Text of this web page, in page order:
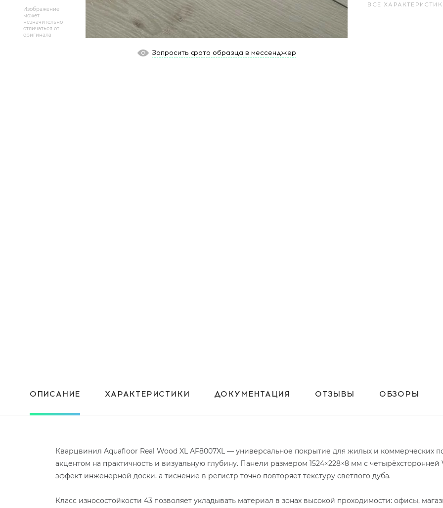
Новинки
Изображение
может
незначительно
отличаться от
оригинала
Запросить фото образца в мессенджер
ВСЕ
ОПИСАНИЕ ХАРАКТЕРИСТИКИ ДОКУМЕНТАЦИЯ ОТЗЫВЫ ОБЗОРЫ
Кварцвинил Aquafloor Real Wood XL AF8007XL — универсальное покрытие для жилых и коммерческих
акцентом на практичность и визуальную глубину. Панели размером 1524×228×8 мм с четырёхсторонней
эффект инженерной доски, а тиснение в регистр точно повторяет текстуру светлого дуба.
Класс износостойкости 43 позволяет укладывать материал в зонах высокой проходимости: офисы,